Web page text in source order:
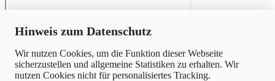
Hinweis zum Datenschutz
Wir nutzen Cookies, um die Funktion dieser Webseite
sicherzustellen und allgemeine Statistiken zu erhalten. Wir
nutzen Cookies nicht für personalisiertes Tracking.